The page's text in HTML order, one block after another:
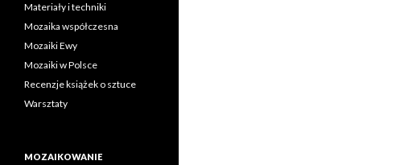
Materiały i techniki
Mozaika współczesna
Mozaiki Ewy
Mozaiki w Polsce
Recenzje książek o sztuce
Warsztaty
MOZAIKOWANIE